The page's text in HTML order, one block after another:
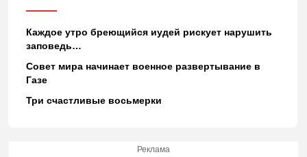
Каждое утро бреющийся иудей рискует нарушить
заповедь…
Совет мира начинает военное развертывание в
Газе
Три счастливые восьмерки
Реклама